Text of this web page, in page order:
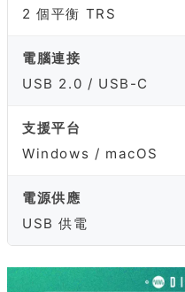
2 個平衡 TRS
電腦連接
USB 2.0 / USB-C
支援平台
Windows / macOS
電源供應
USB 供電